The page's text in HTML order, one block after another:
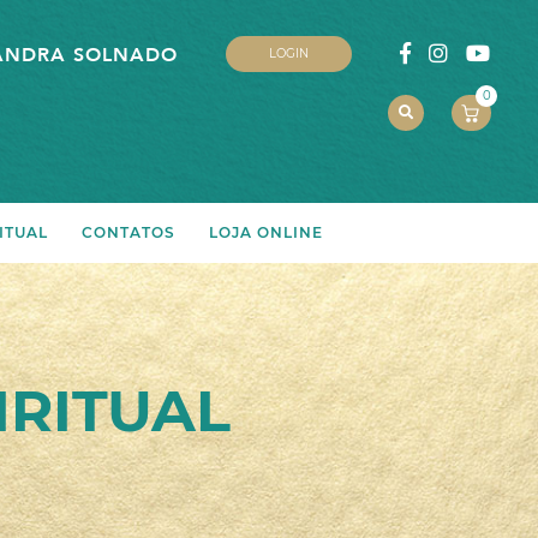
SOLNADO LOGIN
0
CONTATOS LOJA ONLINE